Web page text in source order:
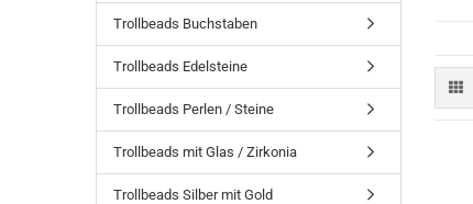
Trollbeads Buchstaben
Trollbeads Edelsteine
Trollbeads Perlen / Steine
Trollbeads mit Glas / Zirkonia
Trollbeads Silber mit Gold